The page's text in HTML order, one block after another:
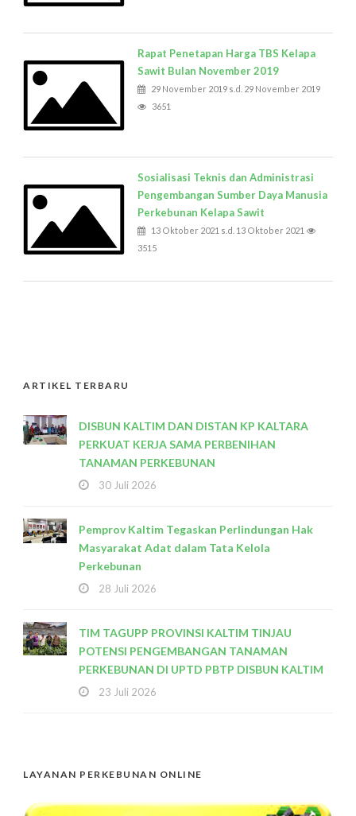
Rapat Penetapan Harga TBS Kelapa
Sawit Bulan November 2019
29 November 2019 s.d. 29 November 2019
3651
Sosialisasi Teknis dan Administrasi
Pengembangan Sumber Daya Manusia
Perkebunan Kelapa Sawit
13 Oktober 2021 s.d. 13 Oktober 2021
3515
ARTIKEL TERBARU
DISBUN KALTIM DAN DISTAN KP KALTARA
PERKUAT KERJA SAMA PERBENIHAN
TANAMAN PERKEBUNAN
30 Juli 2026
Pemprov Kaltim Tegaskan Perlindungan Hak
Masyarakat Adat dalam Tata Kelola
Perkebunan
28 Juli 2026
TIM TAGUPP PROVINSI KALTIM TINJAU
POTENSI PENGEMBANGAN TANAMAN
PERKEBUNAN DI UPTD PBTP DISBUN KALTIM
23 Juli 2026
LAYANAN PERKEBUNAN ONLINE